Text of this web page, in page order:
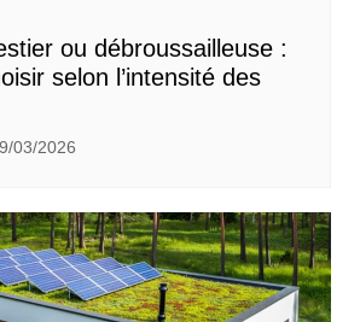
ou débroussailleuse :
selon l’intensité des
03/2026